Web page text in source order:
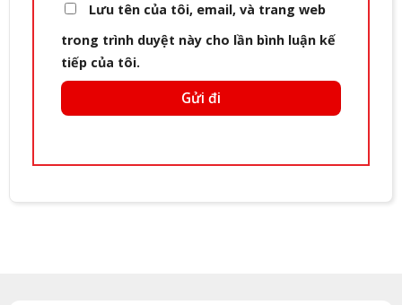
Lưu tên của tôi, email, và trang web
trong trình duyệt này cho lần bình luận kế
tiếp của tôi.